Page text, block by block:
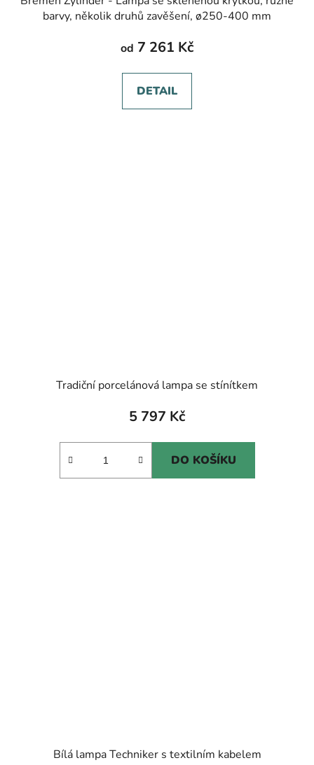
barvy, několik druhů zavěšení, ø250-400 mm
od 7 261 Kč
DETAIL
Tradiční porcelánová lampa se stínítkem
5 797 Kč
DO KOŠÍKU
Bílá lampa Techniker s textilním kabelem